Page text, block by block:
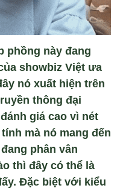
phồng này đang
showbiz Việt ưa
nó xuất hiện trên
thông đại
giá cao vì nét
mà nó mang đến
phân vân
thì đây có thể là
Đặc biệt với kiểu